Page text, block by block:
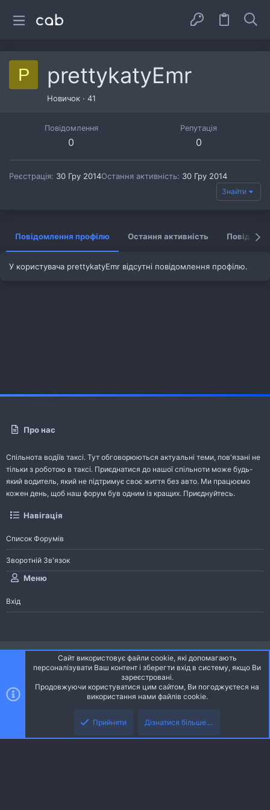
P prettykatyEmr
Новичок · 41
Повідомлення
0
Репутація
0
Реєстрація 30 Гру 2014Остання активність 30 Гру 2014
Знайти
Повідомлення профілю Остання активність
У користувача prettykatyEmr відсутні повідомлення профілю.
Про нас
Спільнота водіїв таксі. Тут обговорюються актуальні теми, пов'язані не
тільки з роботою в таксі. Приєднатися до нашої спільноти може будь-
який водитель, який не підтримує своє життя без авто. Ми працюємо
кожен день, щоб наш форум був одним із кращих. Приєднуйтесь.
Навігація
Список Форумів
Зворотній Зв'язок
Меню
Вхід
Ніч
Українська (UA)
S
Community platform by XenForo® © 2010-2026 XenForo Ltd.
Community platform by XenForo © 2010-2022 XenForo Ltd. | dev: Pages
Сайт використовує файли cookie, які допомагають
персоналізувати Ваш контент і зберегти вхід в систему, якщо Ви
зареєстровані.
Продовжуючи користуватися цим сайтом, Ви погоджуєтеся на
використання нами файлів cookie.
Прийняти Дізнатися більше....